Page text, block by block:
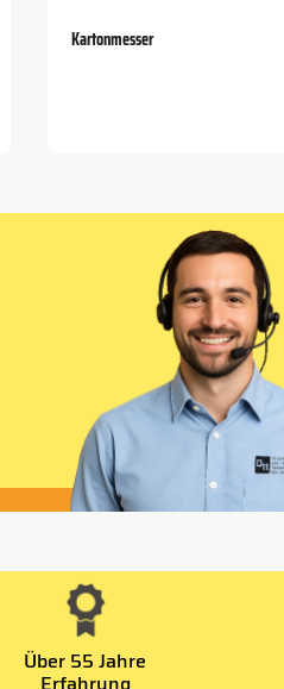
Kartonmesser
Über 55 Jahre